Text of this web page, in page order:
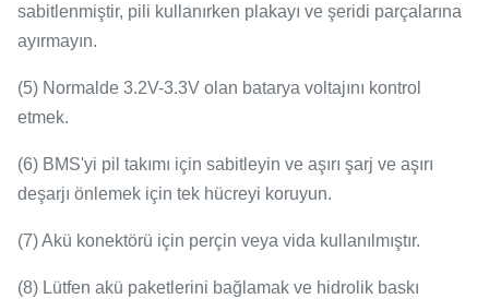
sabitlenmiştir, pili kullanırken plakayı ve şeridi parçalarına
ayırmayın.
(5) Normalde 3.2V-3.3V olan batarya voltajını kontrol
etmek.
(6) BMS'yi pil takımı için sabitleyin ve aşırı şarj ve aşırı
deşarjı önlemek için tek hücreyi koruyun.
(7) Akü konektörü için perçin veya vida kullanılmıştır.
(8) Lütfen akü paketlerini bağlamak ve hidrolik baskı